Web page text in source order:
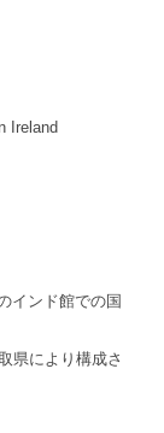
Ireland
インド館での国
県により構成さ